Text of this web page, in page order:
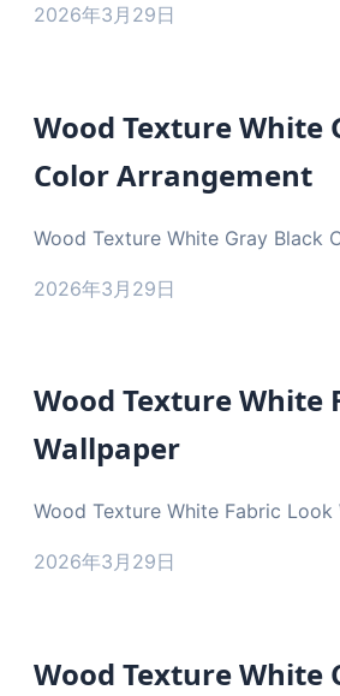
2026年3月29日
Wood Texture White
Color Arrangement
Wood Texture White Gray Black
2026年3月29日
Wood Texture White
Wallpaper
Wood Texture White Fabric Look
2026年3月29日
Wood Texture White